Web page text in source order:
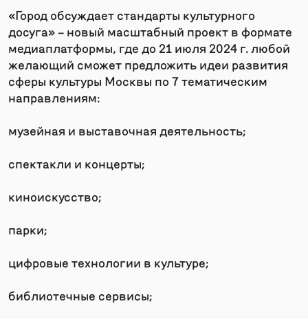
«Город обсуждает стандарты культурного
досуга» – новый масштабный проект в формате
медиаплатформы, где до 21 июля 2024 г. любой
желающий сможет предложить идеи развития
сферы культуры Москвы по 7 тематическим
направлениям:
музейная и выставочная деятельность;
спектакли и концерты;
киноискусство;
парки;
цифровые технологии в культуре;
библиотечные сервисы;